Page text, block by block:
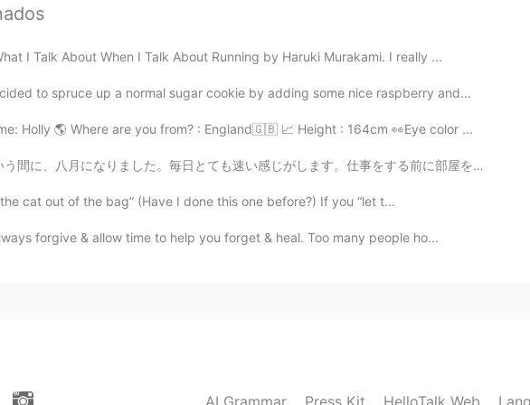
ロードして、一気にステージ99になって、781個の四字熟語を勉強しま
2020.04.19 12:07
日本語学校一日も行ったことない私は、日本語を喋るようになりまし
I Talk About When I Talk About Running by Haruki Murakami. I really ...
to spruce up a normal sugar cookie by adding some nice raspberry and...
Holly 🌎 Where are you from? : England🇬🇧 📈 Height : 164cm 👀Eye color ...
た。毎日とても速い感じがします。仕事をする前に部屋を掃除しました。今日は部屋から綺麗な景色が見えます。ちなみに、今日のお昼ご飯はお寿...
cat out of the bag” (Have I done this one before?) If you “let t...
forgive & allow time to help you forget & heal. Too many people ho...
AI Grammar Press Kit HelloTalk Web